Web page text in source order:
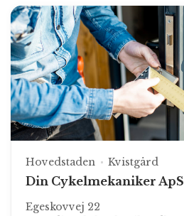
Hovedstaden Kvistgård
Din Cykelmekaniker ApS
Egeskovvej 22